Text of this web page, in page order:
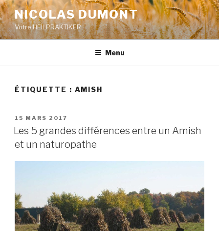
Aller
au
contenu
principal
NICOLAS DUMONT
Votre HEILPRAKTIKER
Menu
ÉTIQUETTE : AMISH
PUBLIÉ
LE
15 MARS 2017
Les 5 grandes différences entre un Amish
et un naturopathe